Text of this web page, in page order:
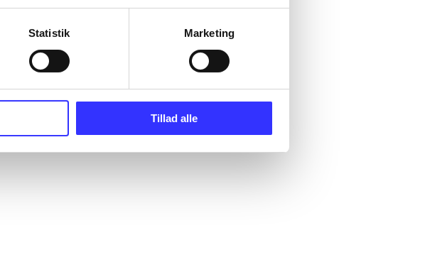
Statistik Marketing
Tillad alle